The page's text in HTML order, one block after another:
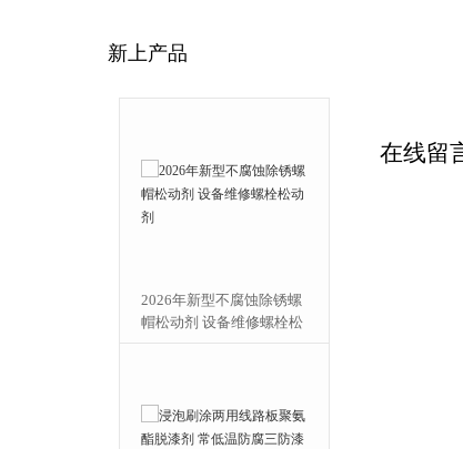
在线留
新上产品
线路板返工脱漆剂 退除焊
接绿油 覆铜板表面脱漆剂